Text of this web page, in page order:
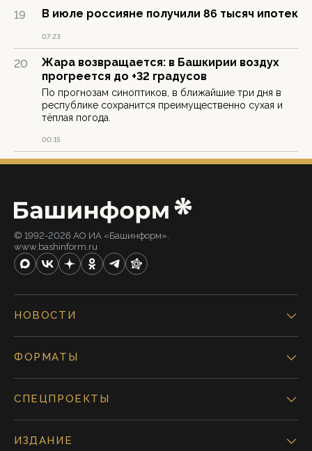
19 В июле россияне получили 86 тысяч ипотек
07:23
20
Жара возвращается: в Башкирии воздух
прогреется до +32 градусов
По прогнозам синоптиков, в ближайшие три дня в
республике сохранится преимущественно сухая и
тёплая погода.
00:15
© 1992-2026 АО ИА «Башинформ».
www.bashinform.ru
НОВОСТИ
ФОРМАТЫ
СПЕЦПРОЕКТЫ
ИЗДАНИЕ